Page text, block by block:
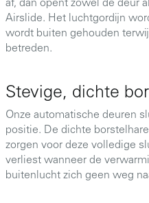
af, dan opent zowel de deur
Airslide. Het luchtgordijn
wordt buiten gehouden
betreden.
Stevige, dichte
Onze automatische deuren
positie. De dichte
zorgen voor deze volledige
verliest wanneer de
buitenlucht zich geen weg